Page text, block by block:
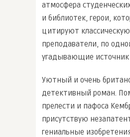
атмосфера
и библиотек, герои,
цитируют
преподаватели, по
угадывающие источник
Уютный и очень
детективный роман.
прелести и пафоса
присутствую
гениальные